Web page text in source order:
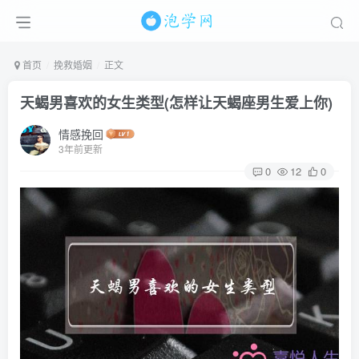
首页 挽救婚姻 正文
天蝎男喜欢的女生类型(怎样让天蝎座男生爱上你)
情感挽回
3年前更新
0 12 0